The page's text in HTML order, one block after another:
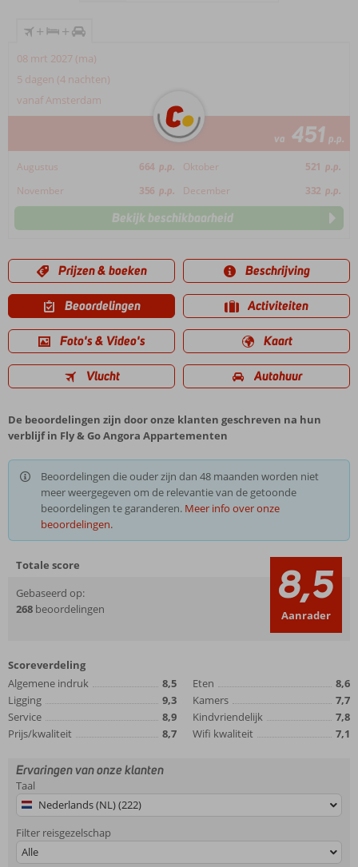
+ +
08 mrt 2027 (ma)
5 dagen (4 nachten)
vanaf Amsterdam
va 451 p.p.
Augustus 664 p.p. Oktober 521 p.p.
November
356 p.p. December 332 p.p.
Bekijk beschikbaarheid
Prijzen & boeken Beschrijving
Beoordelingen Activiteiten
Foto's & Video's Kaart
Vlucht Autohuur
De beoordelingen zijn door onze klanten geschreven na hun
verblijf in Fly & Go Angora Appartementen
Beoordelingen die ouder zijn dan 48 maanden worden niet
meer weergegeven om de relevantie van de getoonde
beoordelingen te garanderen. Meer info over onze
beoordelingen.
Totale score
Gebaseerd op:
268 beoordelingen 8,5
Aanrader
Scoreverdeling
Algemene indruk
8,5
Ligging
9,3
Service
8,9
Prijs/kwaliteit
8,7
Eten
8,6
Kamers
7,7
Kindvriendelijk
7,8
Wifi kwaliteit
7,1
Ervaringen van onze klanten
Taal
Nederlands (NL) (222)
Filter reisgezelschap
Alle